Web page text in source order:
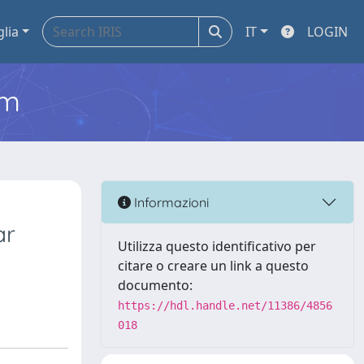
IT LOGIN
Informazioni
Utilizza questo identificativo per
citare o creare un link a questo
documento:
https://hdl.handle.net/11386/4856
018